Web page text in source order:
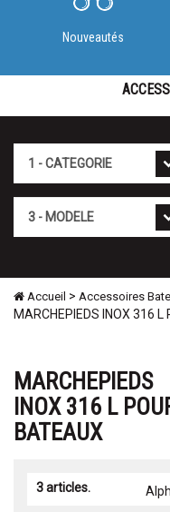
Nouveautés
Accueil > Accessoires
MARCHEPIEDS INOX 316 L
MARCHEPIEDS
INOX 316 L
BATEAUX
3 articles.